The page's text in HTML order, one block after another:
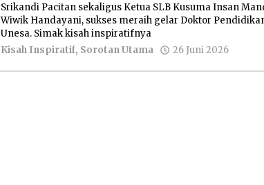
Srikandi Pacitan sekaligus Ketua SLB Kusuma Insan
Wiwik Handayani, sukses meraih gelar Doktor
Unesa. Simak kisah inspiratifnya
Kisah Inspiratif, Sorotan Utama 26 Juni 2026
Azizah